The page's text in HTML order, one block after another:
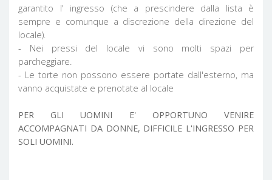
garantito l' ingresso (che a prescindere dalla lista è
sempre e comunque a discrezione della direzione del
locale).
- Nei pressi del locale vi sono molti spazi per
parcheggiare.
- Le torte non possono essere portate dall'esterno, ma
vanno acquistate e prenotate al locale
PER GLI UOMINI E' OPPORTUNO VENIRE
ACCOMPAGNATI DA DONNE, DIFFICILE L'INGRESSO PER
SOLI UOMINI.